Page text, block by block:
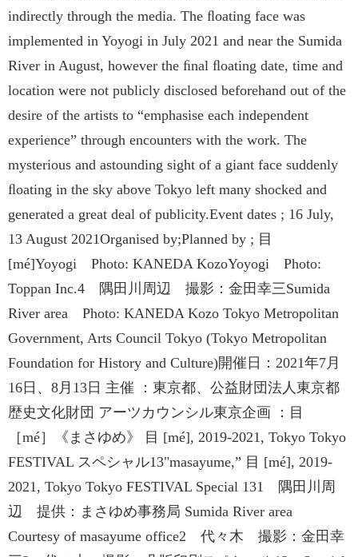
indirectly through the media. The ﬂoating face was
implemented in Yoyogi in July 2021 and near the Sumida
River in August, however the ﬁnal ﬂoating date, time and
location were not publicly disclosed beforehand out of the
desire of the artists to “emphasise each independent
experience” through encounters with the work. The
mysterious and astounding sight of a giant face suddenly
ﬂoating in the sky above Tokyo left many shocked and
generated a great deal of publicity.Event dates ; 16 July,
13 August 2021Organised by;Planned by ; 目
[mé]Yoyogi Photo: KANEDA KozoYoyogi Photo:
Toppan Inc.4 隅田川周辺 撮影：金田幸三Sumida
River area Photo: KANEDA Kozo Tokyo Metropolitan
Government, Arts Council Tokyo (Tokyo Metropolitan
Foundation for History and Culture)開催日：2021年7月
16日、8月13日 主催 ：東京都、公益財団法人東京都
歴史文化財団 アーツカウンシル東京企画 ：目
［mé］《まさゆめ》 目 [mé], 2019-2021, Tokyo Tokyo
FESTIVAL スペシャル13"masayume,” 目 [mé], 2019-
2021, Tokyo Tokyo FESTIVAL Special 131 隅田川周
辺 提供：まさゆめ事務局 Sumida River area
Courtesy of masayume office2 代々木 撮影：金田幸